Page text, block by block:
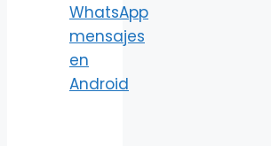
WhatsApp
mensajes
en
Android